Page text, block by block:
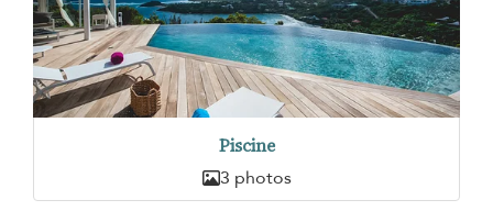
Piscine
3 photos